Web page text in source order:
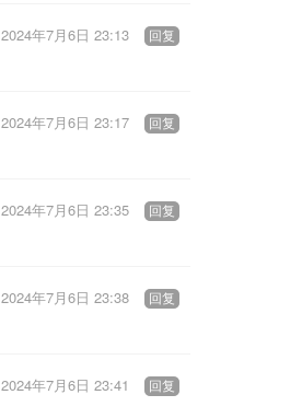
2024年7月6日 23:13 回复
2024年7月6日 23:17 回复
2024年7月6日 23:35 回复
2024年7月6日 23:38 回复
2024年7月6日 23:41 回复